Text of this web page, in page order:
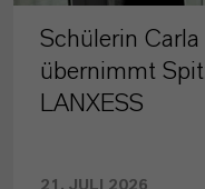
Schülerin
übernimmt
LANXESS
21. JULI 2026